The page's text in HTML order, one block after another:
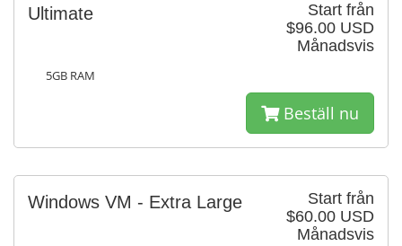
Start från
$96.00 USD
Månadsvis
Ultimate
5GB RAM
Beställ nu
Start från
$60.00 USD
Månadsvis
Windows VM - Extra Large